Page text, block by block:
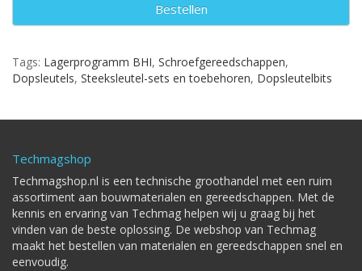
Bestellen
Tags: Lagerprogramm BHI, Schroefgereedschappen,
Dopsleutels, Steeksleutel-sets en toebehoren, Dopsleutelbits
Techmagshop
Techmagshop.nl is een technische groothandel met een ruim
assortiment aan bouwmaterialen en gereedschappen. Met de
kennis en ervaring van Techmag helpen wij u graag bij het
vinden van de beste oplossing. De webshop van Techmag
maakt het bestellen van materialen en gereedschappen snel en
eenvoudig.